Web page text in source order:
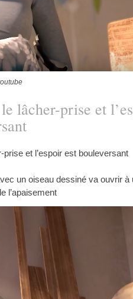
lâcher-prise et
et l’espoir est bouleversant
un oiseau dessiné va ouvrir à
l’apaisement